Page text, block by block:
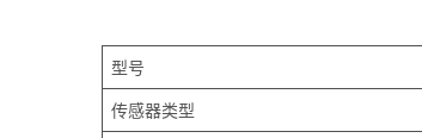
型号
传感器类型